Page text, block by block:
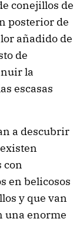
conejillos de
posterior de
añadido de
de
la
escasas
a descubrir
con
en belicosos
y que van
una enorme